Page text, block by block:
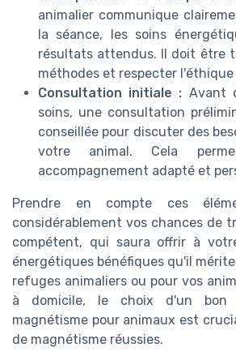
animalier communique
la séance, les soins
résultats attendus. Il doit être
méthodes et respecter l'éthique
Consultation initiale : Avant
soins, une consultation
conseillée pour discuter des
votre animal. Cela
accompagnement adapté et
Prendre en compte ces
considérablement vos chances de
compétent, qui saura offrir à
énergétiques bénéfiques qu'il
refuges animaliers ou pour vos
à domicile, le choix d'un bon
magnétisme pour animaux est
de magnétisme réussies.